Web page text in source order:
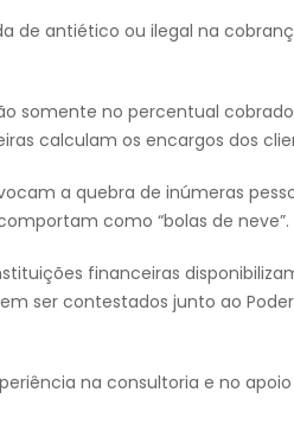
de antiético ou ilegal na
somente no percentual
calculam os encargos dos
a quebra de inúmeras
como “bolas de neve”.
financeiras
ser contestados junto ao Poder
na consultoria e no